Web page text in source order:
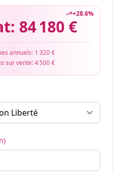
+28.6%
84 180 €
annuels: 1 320 €
sur vente:4 500 €